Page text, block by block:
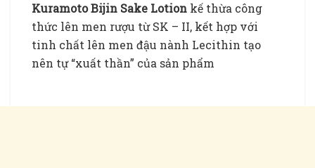
Kuramoto Bijin Sake Lotion kế thừa công
thức lên men rượu từ SK – II, kết hợp với
tinh chất lên men đậu nành Lecithin tạo
nên tự “xuất thần” của sản phẩm